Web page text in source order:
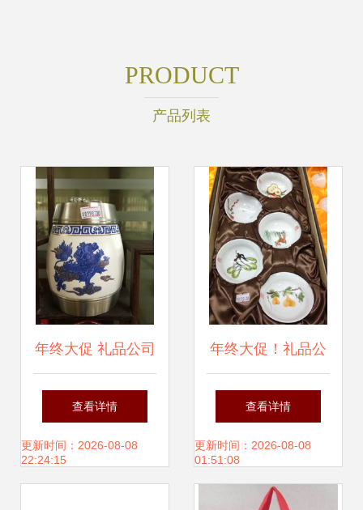
PRODUCT
产品列表
年终大促 礼品公司
内购会，日用百货
等千款好货低至1
查看详情
更新时间：2026-08-08
22:24:15
年终大促！礼品公
司内购会 小家电、
日用百货、厨具、
工艺品全场底价，
查看详情
更新时间：2026-08-08
01:51:08